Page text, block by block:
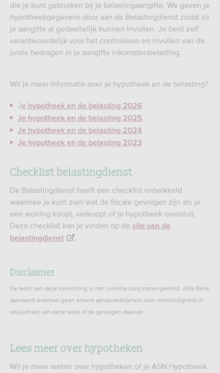
die je kunt gebruiken bij je belastingaangifte. We geven je
hypotheekgegevens door aan de Belastingdienst zodat zij
je aangifte al gedeeltelijk kunnen invullen. Je bent zelf
verantwoordelijk voor het controleren en invullen van de
juiste bedragen in je aangifte inkomstenbelasting.
Wil je meer informatie over je hypotheek en de belasting?
Je hypotheek en de belasting 2026
Je hypotheek en de belasting 2025
Je hypotheek en de belasting 2024
Je hypotheek en de belasting 2023
Checklist belastingdienst
De Belastingdienst heeft een checklist ontwikkeld
waarmee je kunt zien wat de fiscale gevolgen zijn als je
een woning koopt, verkoopt of je hypotheek oversluit.
Deze checklist kan je vinden op de site van de
belastingdienst
.
Disclaimer
De tekst van deze toelichting is met uiterste zorg samengesteld. ASN Bank
aanvaardt evenwel geen enkele aansprakelijkheid voor onvolledigheid of
onjuistheid van deze tekst of de gevolgen daarvan.
Lees meer over hypotheken
Wil je meer weten over hypotheken of je ASN Hypotheek